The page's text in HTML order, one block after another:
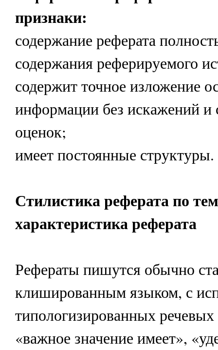
признаки:
содержание реферата
содержания реферируемого
содержит точное изложение
информации без искажений и
оценок;
имеет постоянные структуры.
Стилистика реферата по
характеристика реферата
Рефераты пишутся обычно
клишированным языком, с
типологизированных речевых
«важное значение имеет»,